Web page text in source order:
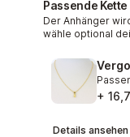
Passende
Der Anhänger
wähle optional
+
Details ansehen